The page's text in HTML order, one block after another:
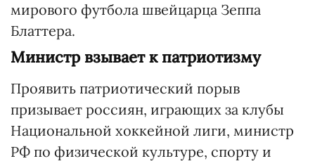
мирового футбола швейцарца Зеппа
Блаттера.
Министр взывает к патриотизму
Проявить патриотический порыв
призывает россиян, играющих за клубы
Национальной хоккейной лиги, министр
РФ по физической культуре, спорту и